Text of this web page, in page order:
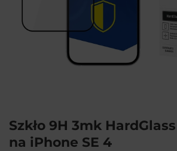
Szkło 9H 3mk
na iPhone SE 4